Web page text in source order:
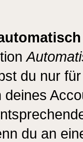
du nur
du an